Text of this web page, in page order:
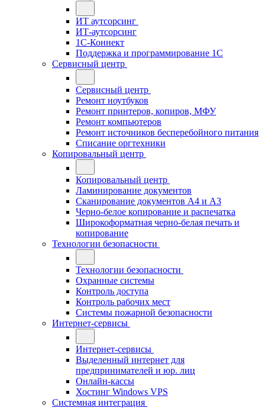
ИТ аутсорсинг
ИТ-аутсорсинг
1С-Коннект
Поддержка и программирование 1С
Сервисный центр
Сервисный центр
Ремонт ноутбуков
Ремонт принтеров, копиров, МФУ
Ремонт компьютеров
Ремонт источников бесперебойного питания
Списание оргтехники
Копировальный центр
Копировальный центр
Ламинирование документов
Сканирование документов А4 и А3
Черно-белое копирование и распечатка
Широкоформатная черно-белая печать и
копирование
Технологии безопасности
Технологии безопасности
Охранные системы
Контроль доступа
Контроль рабочих мест
Системы пожарной безопасности
Интернет-сервисы
Интернет-сервисы
Выделенный интернет для
предпринимателей и юр. лиц
Онлайн-кассы
Хостинг Windows VPS
Системная интеграция